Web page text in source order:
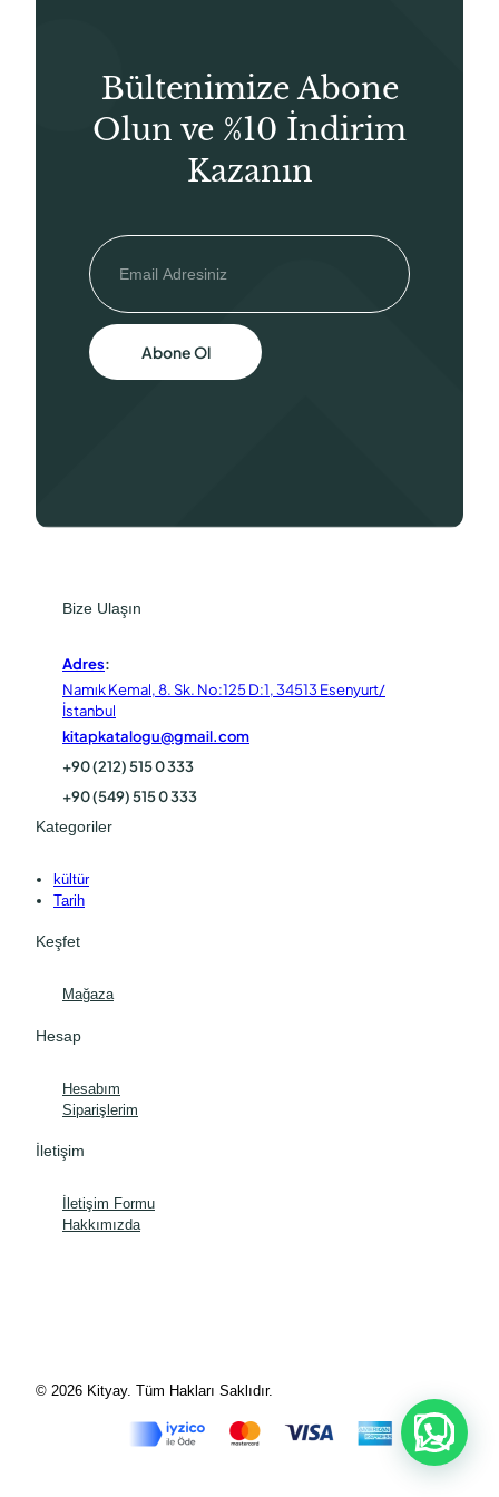
Bültenimize Abone
Olun ve %10 İndirim
Kazanın
Abone Ol
Bize Ulaşın
Adres:
Namık Kemal, 8. Sk. No:125 D:1, 34513 Esenyurt/
İstanbul
kitapkatalogu@gmail.com
+90 (212) 515 0 333
+90 (549) 515 0 333
Kategoriler
kültür
Tarih
Keşfet
Mağaza
Hesap
Hesabım
Siparişlerim
İletişim
İletişim Formu
Hakkımızda
© 2026 Kityay. Tüm Hakları Saklıdır.